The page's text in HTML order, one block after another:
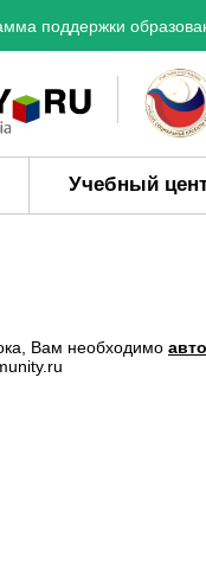
поддержки
Учебный
Вам необходимо